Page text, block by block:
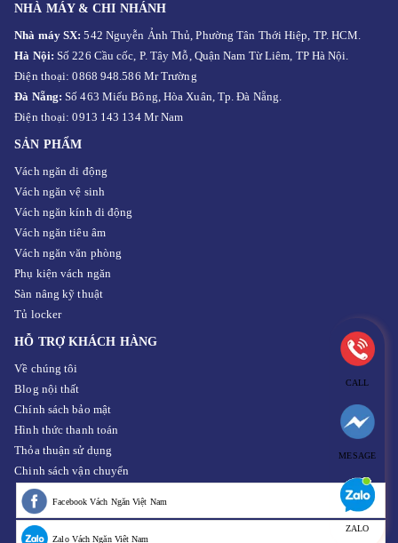
NHÀ MÁY & CHI NHÁNH
Nhà máy SX:542 Nguyễn Ảnh Thủ, Phường Tân Thới Hiệp, TP. HCM.
Hà Nội:Số 226 Cầu cốc, P. Tây Mỗ, Quận Nam Từ Liêm, TP Hà Nội.
Điện thoại: 0868 948.586 Mr Trường
Đà Nẵng:Số 463 Miếu Bông, Hòa Xuân, Tp. Đà Nẵng.
Điện thoại: 0913 143 134 Mr Nam
SẢN PHẨM
Vách ngăn di động
Vách ngăn vệ sinh
Vách ngăn kính di động
Vách ngăn tiêu âm
Vách ngăn văn phòng
Phụ kiện vách ngăn
Sàn nâng kỹ thuật
Tủ locker
HỖ TRỢ KHÁCH HÀNG
Về chúng tôi
Blog nội thất
Chính sách bảo mật
Hình thức thanh toán
Thỏa thuận sử dụng
Chinh sách vận chuyển
Facebook Vách Ngăn Việt Nam
Zalo Vách Ngăn Việt Nam
CALL
MESAGE
ZALO